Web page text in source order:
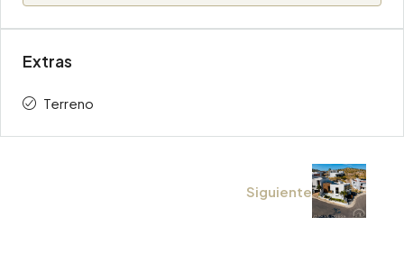
Extras
Terreno
Siguiente